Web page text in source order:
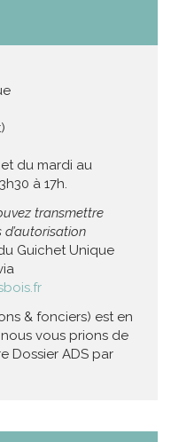
et du mardi au
à 17h.
transmettre
Guichet Unique
& fonciers) est en
vous prions de
Dossier ADS par